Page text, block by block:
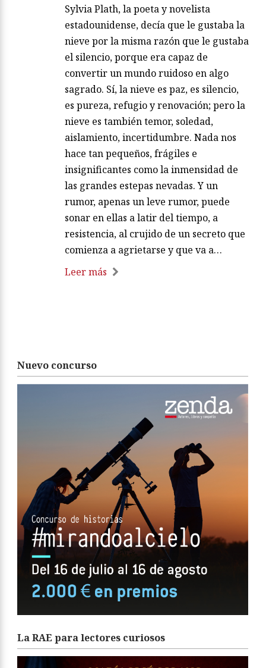
Sylvia Plath, la poeta y novelista
estadounidense, decía que le gustaba la
nieve por la misma razón que le gustaba
el silencio, porque era capaz de
convertir un mundo ruidoso en algo
sagrado. Sí, la nieve es paz, es silencio,
es pureza, refugio y renovación; pero la
nieve es también temor, soledad,
aislamiento, incertidumbre. Nada nos
hace tan pequeños, frágiles e
insignificantes como la inmensidad de
las grandes estepas nevadas. Y un
rumor, apenas un leve rumor, puede
sonar en ellas a latir del tiempo, a
resistencia, al crujido de un secreto que
comienza a agrietarse y que va a…
Leer más
Nuevo concurso
La RAE para lectores curiosos